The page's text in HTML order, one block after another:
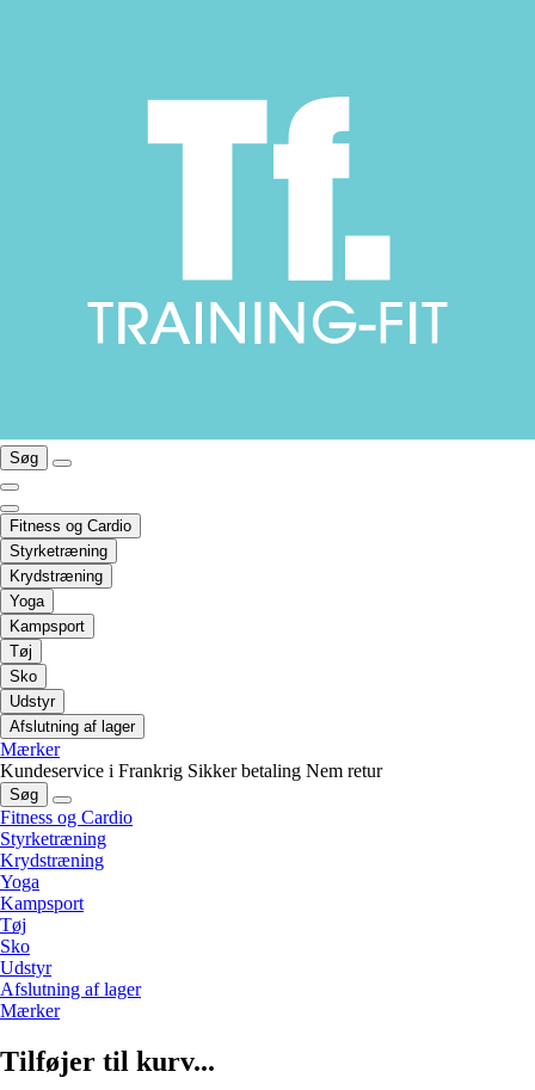
Søg
Fitness og Cardio
Styrketræning
Krydstræning
Yoga
Kampsport
Tøj
Sko
Udstyr
Afslutning af lager
Mærker
Kundeservice i Frankrig Sikker betaling Nem retur
Søg
Fitness og Cardio
Styrketræning
Krydstræning
Yoga
Kampsport
Tøj
Sko
Udstyr
Afslutning af lager
Mærker
Tilføjer til kurv...